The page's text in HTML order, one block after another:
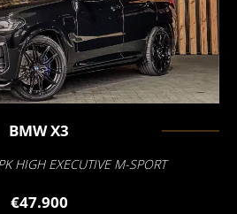
BMWX3
HIGH EXECUTIVE M-SPORT
€47.900